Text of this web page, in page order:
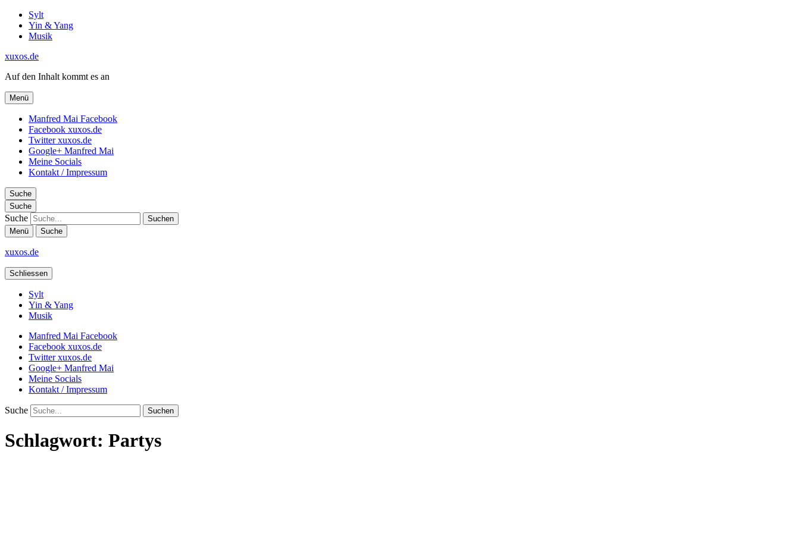
Sylt
Yin & Yang
Musik
xuxos.de
Auf den Inhalt kommt es an
Menü
Manfred Mai Facebook
Facebook xuxos.de
Twitter xuxos.de
Google+ Manfred Mai
Meine Socials
Kontakt / Impressum
Suche
Suche
Suche
Menü Suche
xuxos.de
Schliessen
Sylt
Yin & Yang
Musik
Manfred Mai Facebook
Facebook xuxos.de
Twitter xuxos.de
Google+ Manfred Mai
Meine Socials
Kontakt / Impressum
Suche
Schlagwort: Partys